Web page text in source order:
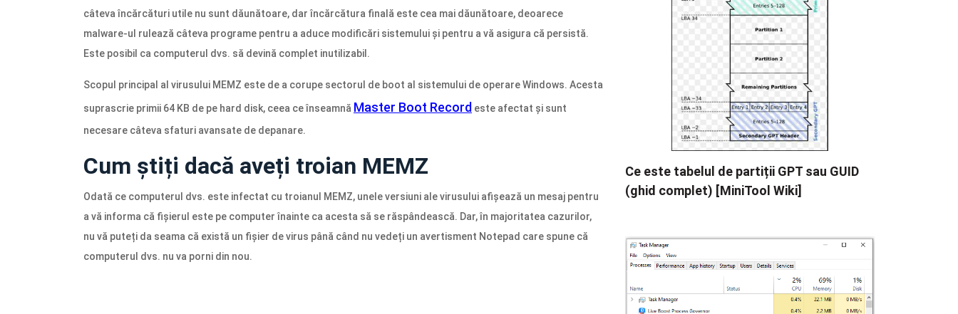
câteva încărcături utile nu sunt dăunătoare, dar încărcătura finală este cea mai dăunătoare, deoarece
malware-ul rulează câteva programe pentru a aduce modificări sistemului și pentru a vă asigura că persistă.
Este posibil ca computerul dvs. să devină complet inutilizabil.
Scopul principal al virusului MEMZ este de a corupe sectorul de boot al sistemului de operare Windows. Acesta
suprascrie primii 64 KB de pe hard disk, ceea ce înseamnă Master Boot Record este afectat și sunt
necesare câteva sfaturi avansate de depanare.
Cum știți dacă aveți troian MEMZ
Odată ce computerul dvs. este infectat cu troianul MEMZ, unele versiuni ale virusului afișează un mesaj pentru
a vă informa că fișierul este pe computer înainte ca acesta să se răspândească. Dar, în majoritatea cazurilor,
nu vă puteți da seama că există un fișier de virus până când nu vedeți un avertisment Notepad care spune că
computerul dvs. nu va porni din nou.
Ce este tabelul de partiții GPT sau GUID
(ghid complet) [MiniTool Wiki]